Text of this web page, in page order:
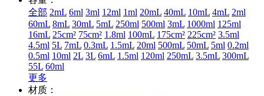
全部 2mL 6ml 3ml 12ml 1ml 20mL 40mL 10mL 4mL 2ml
60mL 8mL 30mL 5mL 250ml 500ml 3mL 1000ml 125ml
16mL 25cm² 75cm² 1.8ml 100mL 175cm² 225cm² 3.5ml
4.5ml 5L 7mL 0.3mL 1.5mL 20ml 500mL 50mL 5ml 0.2ml
0.5ml 10ml 2L 3L 6mL 1.5ml 120ml 250mL 3.5mL 300mL
55L 60ml
更多
材质：